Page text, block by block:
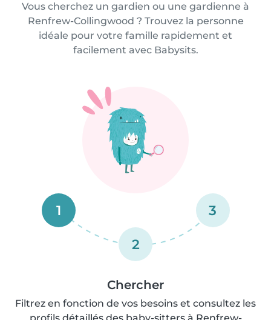
Vous cherchez un gardien ou une gardienne à
Renfrew-Collingwood ? Trouvez la personne
idéale pour votre famille rapidement et
facilement avec Babysits.
1
2
3
Chercher
Filtrez en fonction de vos besoins et consultez les